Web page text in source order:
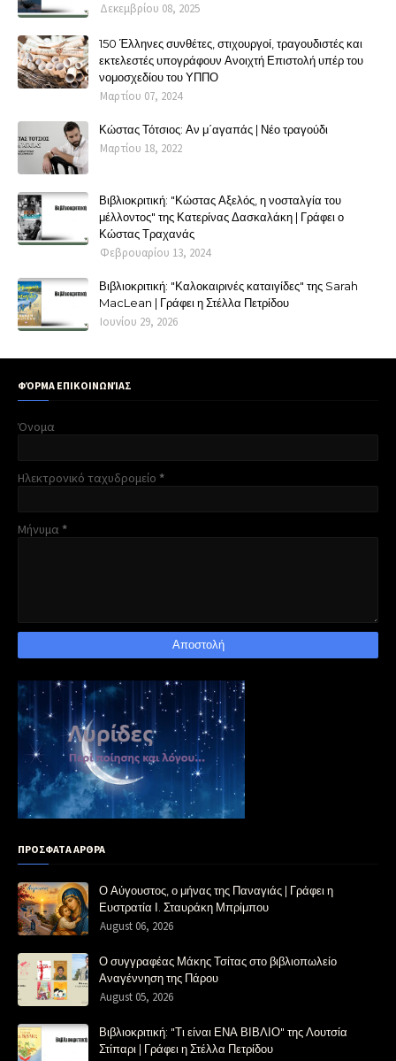
Δεκεμβρίου 08, 2025
150 Έλληνες συνθέτες, στιχουργοί, τραγουδιστές και
εκτελεστές υπογράφουν Ανοιχτή Επιστολή υπέρ του
νομοσχεδίου του ΥΠΠΟ
Μαρτίου 07, 2024
Κώστας Τότσιος: Αν μ΄αγαπάς | Νέο τραγούδι
Μαρτίου 18, 2022
Βιβλιοκριτική: "Κώστας Αξελός, η νοσταλγία του
μέλλοντος" της Κατερίνας Δασκαλάκη | Γράφει ο
Κώστας Τραχανάς
Φεβρουαρίου 13, 2024
Βιβλιοκριτική: "Καλοκαιρινές καταιγίδες" της Sarah
MacLean | Γράφει η Στέλλα Πετρίδου
Ιουνίου 29, 2026
ΦΌΡΜΑ ΕΠΙΚΟΙΝΩΝΊΑΣ
Όνομα
Ηλεκτρονικό ταχυδρομείο *
Μήνυμα *
ΠΡΟΣΦΑΤΑ ΑΡΘΡΑ
Ο Αύγουστος, ο μήνας της Παναγιάς | Γράφει η
Ευστρατία Ι. Σταυράκη Μπρίμπου
August 06, 2026
Ο συγγραφέας Μάκης Τσίτας στο βιβλιοπωλείο
Αναγέννηση της Πάρου
August 05, 2026
Βιβλιοκριτική: "Τι είναι ΕΝΑ ΒΙΒΛΙΟ" της Λουτσία
Στίπαρι | Γράφει η Στέλλα Πετρίδου